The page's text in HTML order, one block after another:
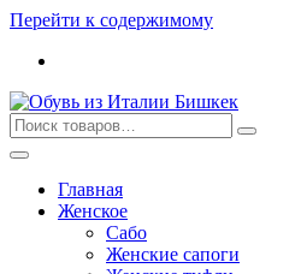
Перейти к содержимому
Главная
Женское
Сабо
Женские сапоги